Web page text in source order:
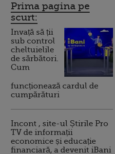
Prima pagina pe
scurt:
Invață să ții
sub control
cheltuielile
de sărbători.
Cum
funcționează cardul de
cumpărături
Incont , site-ul Știrile Pro
TV de informații
economice și educație
financiară, a devenit iBani